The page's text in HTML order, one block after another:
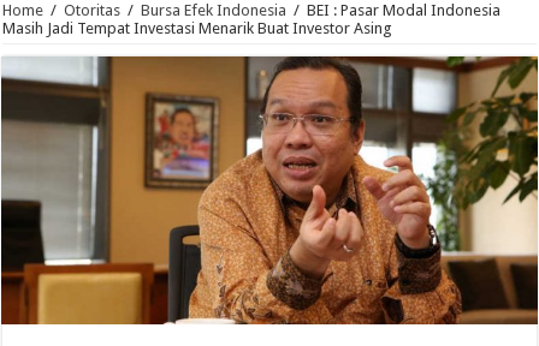
Home / Otoritas / Bursa Efek Indonesia / BEI : Pasar Modal Indonesia
Masih Jadi Tempat Investasi Menarik Buat Investor Asing